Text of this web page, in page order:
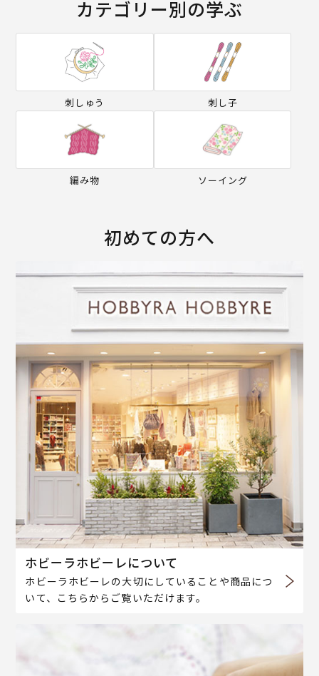
カテゴリー別の学ぶ
刺しゅう 刺し子
編み物 ソーイング
初めての方へ
ホビーラホビーレについて
ホビーラホビーレの大切にしていることや商品につ
いて、こちらからご覧いただけます。